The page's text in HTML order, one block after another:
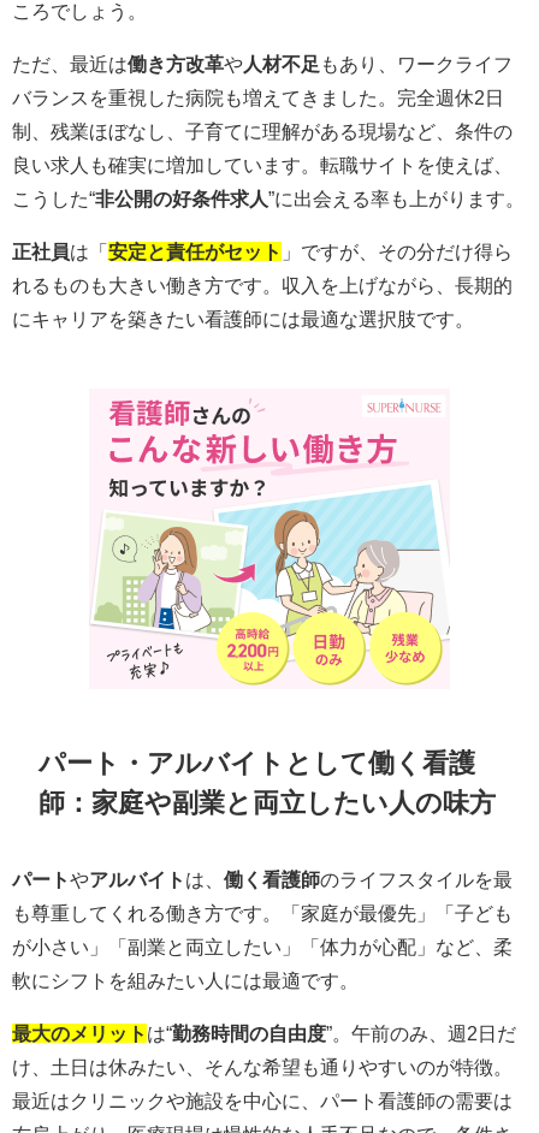
ころでしょう。
ただ、最近は働き方改革や 人材不足 もあり、ワークライフ
バランスを重視した病院も増えてきました。完全週休2日
制、残業ほぼなし、子育てに理解がある現場など、条件の
良い求人も確実に増加しています。転職サイトを使えば、
こうした“非公開の好条件求人”に出会える率も上がります。
正社員は「 安定と責任がセット 」ですが、その分だけ得ら
れるものも大きい働き方です。収入を上げながら、長期的
にキャリアを築きたい看護師には最適な選択肢です。
パート・アルバイトとして働く看護
師：家庭や副業と両立したい人の味方
パートやアルバイト は、 働く看護師のライフスタイルを最
も尊重してくれる働き方です。「家庭が最優先」「子ども
が小さい」「副業と両立したい」「体力が心配」など、柔
軟にシフトを組みたい人には最適です。
最大のメリット は“勤務時間の自由度”。午前のみ、週2日だ
け、土日は休みたい、そんな希望も通りやすいのが特徴。
最近はクリニックや施設を中心に、パート看護師の需要は